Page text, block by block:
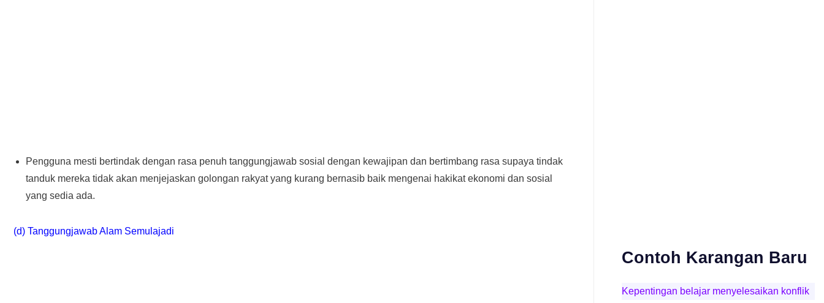
Pengguna mesti bertindak dengan rasa penuh tanggungjawab sosial dengan kewajipan dan bertimbang rasa supaya tindak
tanduk mereka tidak akan menjejaskan golongan rakyat yang kurang bernasib baik mengenai hakikat ekonomi dan sosial
yang sedia ada.
(d) Tanggungjawab Alam Semulajadi
Contoh Karangan Baru
Kepentingan belajar menyelesaikan konflik